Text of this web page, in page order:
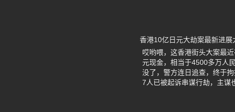
香港10亿日元大劫案最新进展
哎哟喂，这香港街头大案最
元现金，相当于4500多万人
没了，警方连日追查，终于
7人已被起诉串谋行劫，主谋